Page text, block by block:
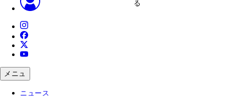
る
メニュ
ニュース